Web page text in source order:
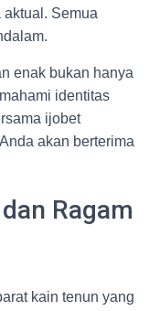
Semua
enak bukan hanya
identitas
ijobet
akan berterima
Ragam
kain tenun yang